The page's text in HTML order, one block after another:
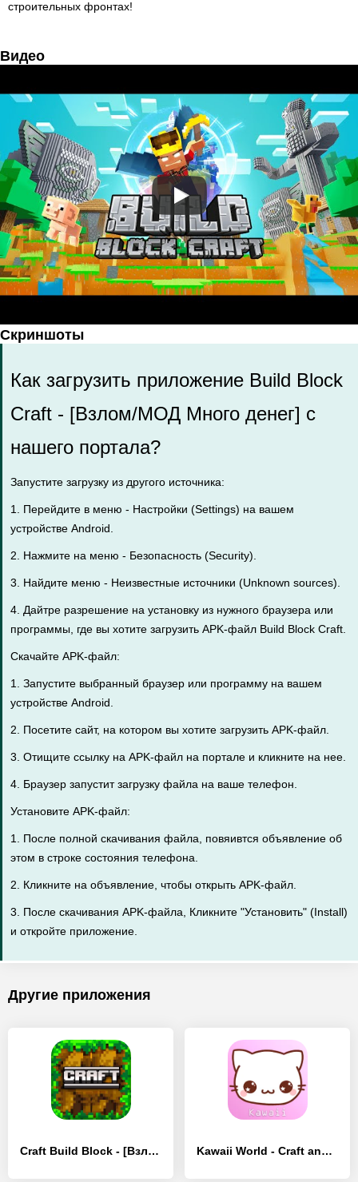
строительных фронтах!
Видео
Скриншоты
Как загрузить приложение Build Block
Craft - [Взлом/МОД Много денег] с
нашего портала?
Запустите загрузку из другого источника:
1. Перейдите в меню - Настройки (Settings) на вашем
устройстве Android.
2. Нажмите на меню - Безопасность (Security).
3. Найдите меню - Неизвестные источники (Unknown sources).
4. Дайтре разрешение на установку из нужного браузера или
программы, где вы хотите загрузить APK-файл Build Block Craft.
Скачайте APK-файл:
1. Запустите выбранный браузер или программу на вашем
устройстве Android.
2. Посетите сайт, на котором вы хотите загрузить APK-файл.
3. Отищите ссылку на APK-файл на портале и кликните на нее.
4. Браузер запустит загрузку файла на ваше телефон.
Установите APK-файл:
1. После полной скачивания файла, повяивтся объявление об
этом в строке состояния телефона.
2. Кликните на объявление, чтобы открыть APK-файл.
3. После скачивания APK-файла, Кликните "Установить" (Install)
и откройте приложение.
Другие приложения
Craft Build Block - [Взлом/МОД Много денег] Kawaii World - Craft and Build - [Взлом/МОД Много денег]